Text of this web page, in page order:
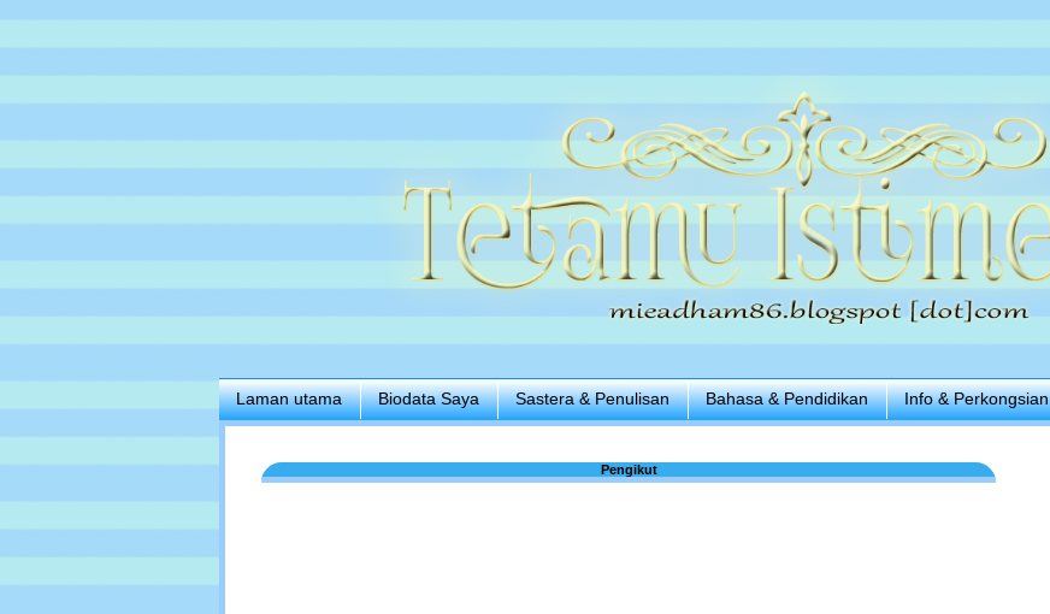
Laman utama Biodata Saya Sastera & Penulisan Bahasa & Pendidikan Info & Perkongsian
Pengikut